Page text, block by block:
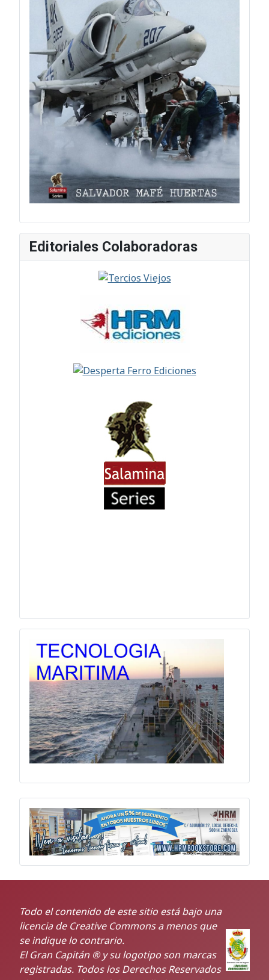
Editoriales Colaboradoras
Todo el contenido de este sitio está bajo una
licencia de Creative Commons a menos que
se indique lo contrario.
El Gran Capitán ® y su logotipo son marcas
registradas. Todos los Derechos Reservados